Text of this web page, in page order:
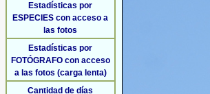
Estadísticas por
ESPECIES con acceso a
las fotos
Estadísticas por
FOTÓGRAFO con acceso
a las fotos (carga lenta)
Cantidad de días